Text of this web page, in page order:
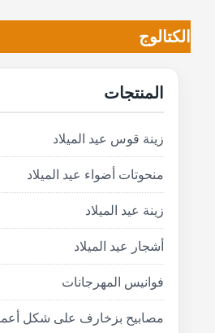
الكتالوج
المنتجات
زينة قوس عيد الميلاد
منحوتات أضواء عيد الميلاد
زينة عيد الميلاد
أشجار عيد الميلاد
فوانيس المهرجانات
مصابيح بزخارف على شكل أعمدة